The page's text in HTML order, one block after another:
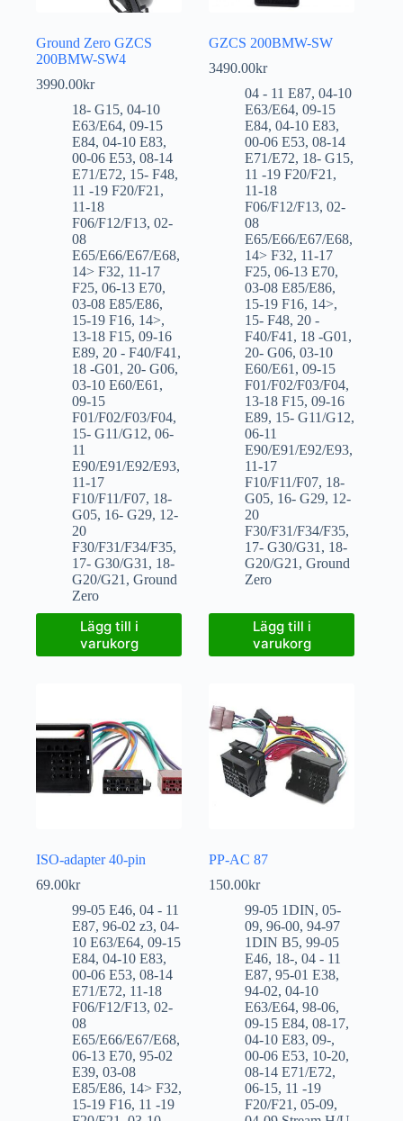
Ground Zero GZCS
200BMW-SW4
3990.00kr
18- G15, 04-10
E63/E64, 09-15
E84, 04-10 E83,
00-06 E53, 08-14
E71/E72, 15- F48,
11 -19 F20/F21 ,
11-18
F06/F12/F13, 02-
08
E65/E66/E67/E68,
14> F32, 11-17
F25, 06-13 E70,
03-08 E85/E86,
15-19 F16, 14>,
13-18 F15, 09-16
E89, 20 - F40/F41 ,
18 -G01 , 20- G06,
03-10 E60/E61 ,
09-15
F01/F02/F03/F04,
15- G11/G12, 06-
11
E90/E91/E92/E93,
11-17
F10/F11/F07, 18-
G05, 16- G29, 12-
20
F30/F31/F34/F35,
17- G30/G31 , 18-
G20/G21 , Ground
Zero
Lägg till i
varukorg
GZCS 200BMW-SW
3490.00kr
04 - 11 E87,04-10
E63/E64,09-15
E84,04-10 E83,
00-06 E53,08-14
E71/E72, 18- G15,
11 -19 F20/F21 ,
11-18
F06/F12/F13,02-
08
E65/E66/E67/E68,
14> F32, 11-17
F25,06-13 E70,
03-08 E85/E86,
15-19 F16, 14>,
15- F48, 20 -
F40/F41 , 18 -G01 ,
20- G06,03-10
E60/E61 ,09-15
F01/F02/F03/F04,
13-18 F15,09-16
E89, 15- G11/G12,
06-11
E90/E91/E92/E93,
11-17
F10/F11/F07, 18-
G05, 16- G29, 12-
20
F30/F31/F34/F35,
17- G30/G31 , 18-
G20/G21 ,Ground
Zero
Lägg till i
varukorg
ISO-adapter 40-pin
69.00kr
99-05 E46, 04 - 11
E87, 96-02 z3, 04-
10 E63/E64, 09-15
E84, 04-10 E83,
00-06 E53, 08-14
E71/E72, 11-18
F06/F12/F13, 02-
08
E65/E66/E67/E68,
06-13 E70, 95-02
E39, 03-08
E85/E86, 14> F32,
15-19 F16, 11 -19
PP-AC 87
150.00kr
99-05 1DIN,05-
09,96-00,94-97
1DIN B5,99-05
E46, 18-,04 - 11
E87,95-01 E38,
94-02,04-10
E63/E64,98-06,
09-15 E84,08-17,
04-10 E83,09-,
00-06 E53, 10-20,
08-14 E71/E72,
06-15, 11 -19
F20/F21 ,05-09,